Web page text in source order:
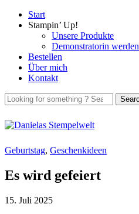
Start
Stampin’ Up!
Unsere Produkte
Demonstratorin werden
Bestellen
Über mich
Kontakt
Geburtstag, Geschenkideen
Es wird gefeiert
15. Juli 2025